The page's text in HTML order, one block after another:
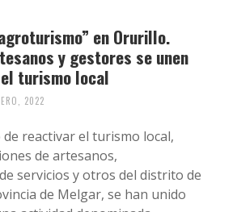
en Orurillo.
y gestores se unen
turismo local
2022
reactivar el turismo local,
de artesanos,
servicios y otros del distrito de
de Melgar, se han unido